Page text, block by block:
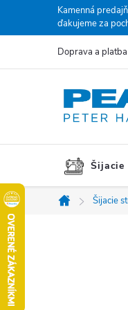
Kamenná
ďakujeme za
Doprava a platba
Šijacie
Domov
Šijacie